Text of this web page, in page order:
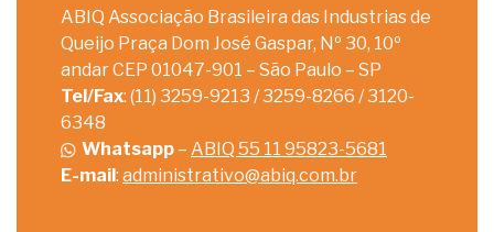
ABIQ Associação Brasileira das Industrias de
Queijo Praça Dom José Gaspar, Nº 30, 10º
andar CEP 01047-901 – São Paulo – SP
Tel/Fax: (11) 3259-9213 / 3259-8266 / 3120-
6348
Whatsapp – ABIQ 55 11 95823-5681
E-mail: administrativo@abiq.com.br